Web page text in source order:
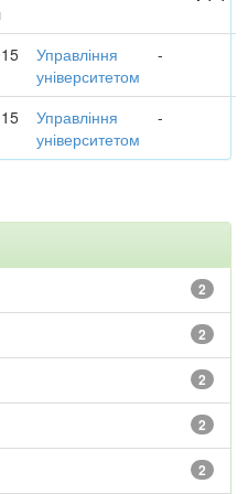
Управління
університетом
-
Управління
університетом
-
2
2
2
2
2